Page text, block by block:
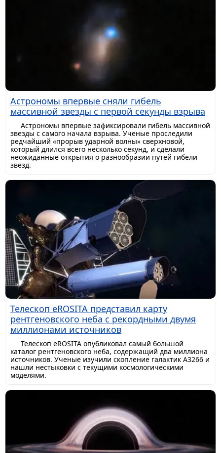
Астрономы впервые сняли гибель
массивной звезды с первой секунды взрыва
Астрономы впервые зафиксировали гибель массивной
звезды с самого начала взрыва. Ученые проследили
редчайший «прорыв ударной волны» сверхновой,
который длился всего несколько секунд, и сделали
неожиданные открытия о разнообразии путей гибели
звезд.
Телескоп eROSITA представил карту
рентгеновского неба с рекордными двумя
миллионами источников
Телескоп eROSITA опубликовал самый большой
каталог рентгеновского неба, содержащий два миллиона
источников. Ученые изучили скопление галактик A3266 и
нашли нестыковки с текущими космологическими
моделями.